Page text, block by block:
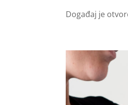
Događaj je